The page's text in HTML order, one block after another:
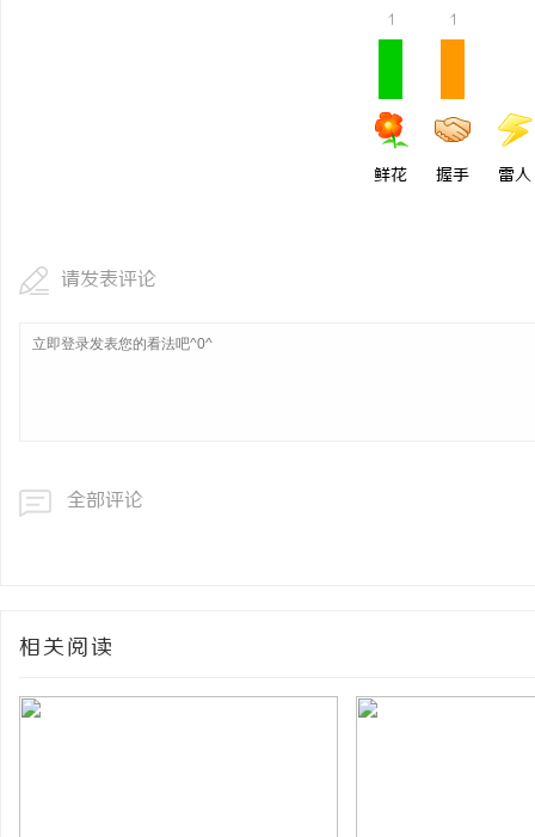
1
鲜花
1
握手 雷人
请发表评论
全部评论
相关阅读